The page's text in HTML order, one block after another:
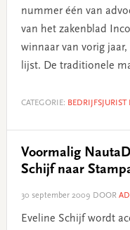
nummer één van
van het zakenblad
winnaar van vorig
lijst. De traditionele
CATEGORIE:
Voormalig
Schijf naar
30 september 2009 DOOR
Eveline Schijf wordt